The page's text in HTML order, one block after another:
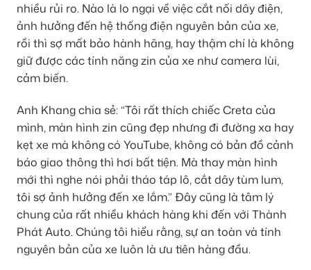
nhiều rủi ro. Nào là lo ngại về việc cắt nối dây điện,
ảnh hưởng đến hệ thống điện nguyên bản của xe,
rồi thì sợ mất bảo hành hãng, hay thậm chí là không
giữ được các tính năng zin của xe như camera lùi,
cảm biến.
Anh Khang chia sẻ: “Tôi rất thích chiếc Creta của
mình, màn hình zin cũng đẹp nhưng đi đường xa hay
kẹt xe mà không có YouTube, không có bản đồ cảnh
báo giao thông thì hơi bất tiện. Mà thay màn hình
mới thì nghe nói phải tháo táp lô, cắt dây tùm lum,
tôi sợ ảnh hưởng đến xe lắm.” Đây cũng là tâm lý
chung của rất nhiều khách hàng khi đến với Thành
Phát Auto. Chúng tôi hiểu rằng, sự an toàn và tính
nguyên bản của xe luôn là ưu tiên hàng đầu.